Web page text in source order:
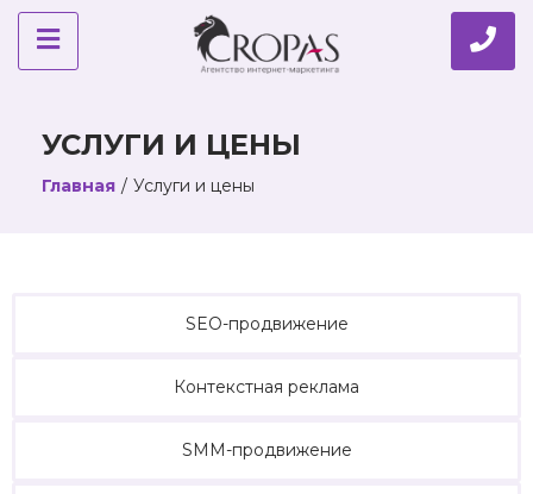
УСЛУГИ И ЦЕНЫ
Главная / Услуги и цены
SEO-продвижение
Контекстная реклама
SMM-продвижение